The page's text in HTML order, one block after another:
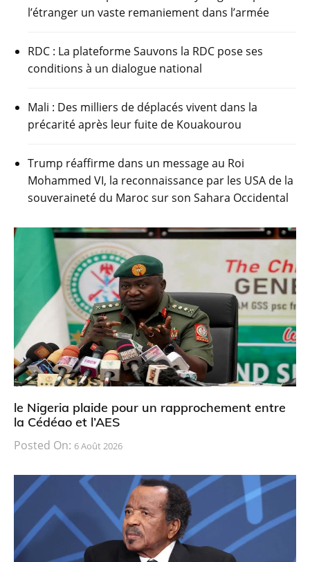
l’étranger un vaste remaniement dans l’armée
RDC : La plateforme Sauvons la RDC pose ses
conditions à un dialogue national
Mali : Des milliers de déplacés vivent dans la
précarité après leur fuite de Kouakourou
Trump réaffirme dans un message au Roi
Mohammed VI, la reconnaissance par les USA de la
souveraineté du Maroc sur son Sahara Occidental
le Nigeria plaide pour un rapprochement entre
la Cédéao et l’AES
Posted On: 6 Août 2026